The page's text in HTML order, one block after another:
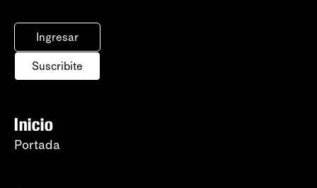
Ingresar
Suscribite
Inicio
Portada